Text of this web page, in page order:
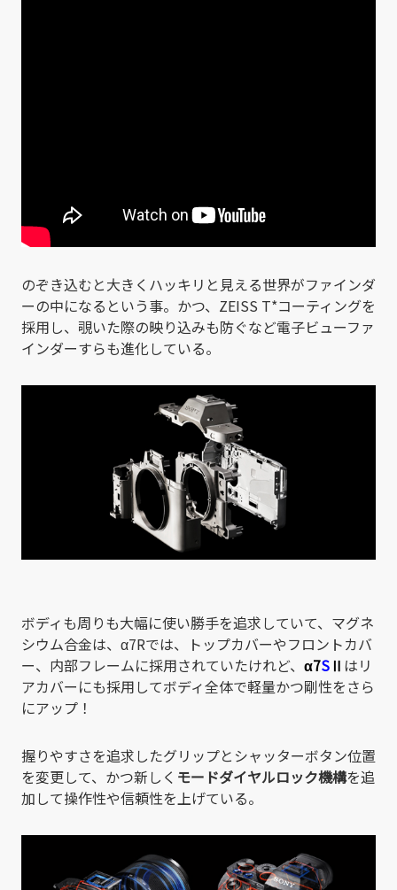
のぞき込むと大きくハッキリと見える世界がファインダ
ーの中になるという事。かつ、ZEISS T*コーティングを
採用し、覗いた際の映り込みも防ぐなど電子ビューファ
インダーすらも進化している。
ボディも周りも大幅に使い勝手を追求していて、マグネ
シウム合金は、α7Rでは、トップカバーやフロントカバ
ー、内部フレームに採用されていたけれど、 α7SⅡ はリ
アカバーにも採用してボディ全体で軽量かつ剛性をさら
にアップ！
握りやすさを追求したグリップとシャッターボタン位置
を変更して、かつ新しく モードダイヤルロック機構を追
加して操作性や信頼性を上げている。